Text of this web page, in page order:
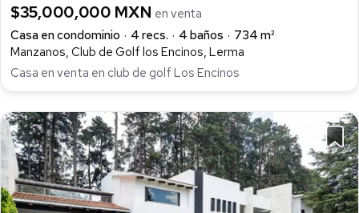
$35,000,000 MXN en venta
Casa en condominio
4 recs. 4 baños
734 m²
Manzanos, Club de Golf los Encinos, Lerma
Casa en venta en club de golf Los Encinos